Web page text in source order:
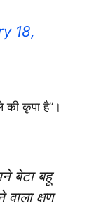
18,
की कृपा है”।
बेटा बहू
क्षण